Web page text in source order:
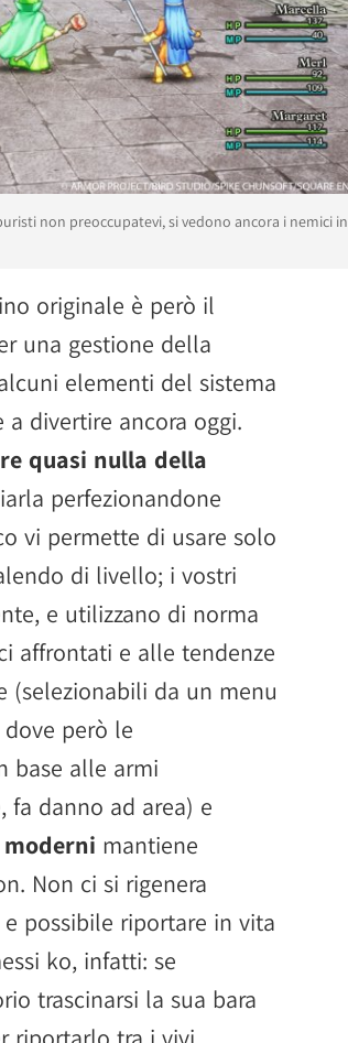
non preoccupatevi, si vedono ancora i nemici in
originale è però il
una gestione della
elementi del sistema
divertire ancora oggi.
quasi nulla della
perfezionandone
vi permette di usare solo
di livello; i vostri
e utilizzano di norma
affrontati e alle tendenze
(selezionabili da un menu
però le
base alle armi
fa danno ad area) e
moderni mantiene
Non ci si rigenera
possibile riportare in vita
ko, infatti: se
trascinarsi la sua bara